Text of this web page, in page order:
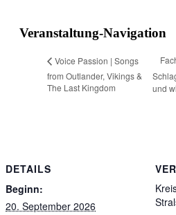
Veranstaltung-Navigation
Voice Passion | Songs
from Outlander, Vikings &
The Last Kingdom
und
DETAILS
Beginn:
20. September 2026